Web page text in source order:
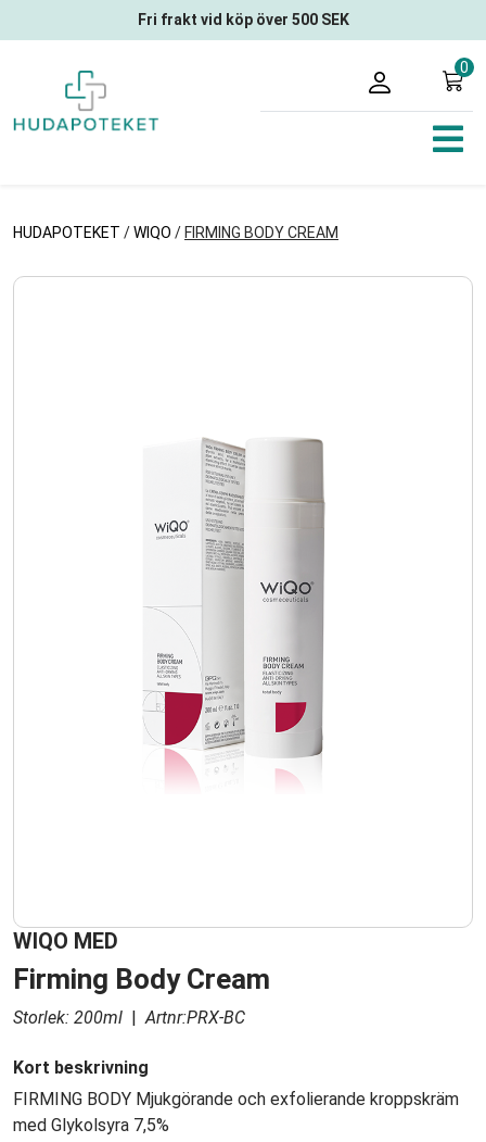
Fri frakt vid köp över 500 SEK
0
HUDAPOTEKET /WIQO / FIRMING BODY CREAM
WIQO MED
Firming Body Cream
Storlek: 200ml | Artnr:PRX-BC
Kort beskrivning
FIRMING BODY Mjukgörande och exfolierande kroppskräm
med Glykolsyra 7,5%